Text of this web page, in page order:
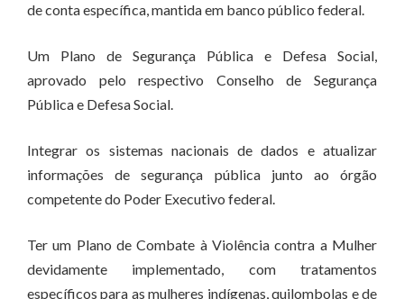
de conta específica, mantida em banco público federal.
Um Plano de Segurança Pública e Defesa Social,
aprovado pelo respectivo Conselho de Segurança
Pública e Defesa Social.
Integrar os sistemas nacionais de dados e atualizar
informações de segurança pública junto ao órgão
competente do Poder Executivo federal.
Ter um Plano de Combate à Violência contra a Mulher
devidamente implementado, com tratamentos
específicos para as mulheres indígenas, quilombolas e de